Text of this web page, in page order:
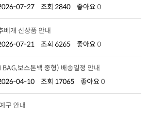
07-27 조회 2840 좋아요 0
베개 신상품 안내
07-21 조회 6265 좋아요 0
BAG,보스톤백 중형) 배송일정 안내
04-10 조회 17065 좋아요 0
구 안내